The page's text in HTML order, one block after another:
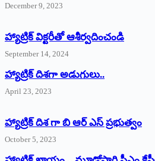
December 9, 2023
హ్యాట్రిక్‌ ‌విక్టరీతో ఆశీర్వదించండి
September 14, 2024
‌హ్యాట్రిక్‌ ‌దిశగా అడుగులు..
April 23, 2023
హ్యాట్రిక్ దిశ గా బి ఆర్ ఎస్ ప్రభుత్వం
October 5, 2023